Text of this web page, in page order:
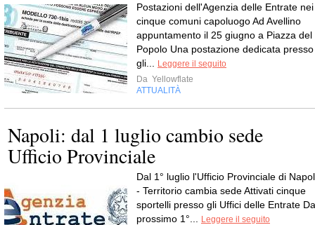
Postazioni dell'Agenzia delle Entrate nei
cinque comuni capoluogo Ad Avellino
appuntamento il 25 giugno a Piazza del
Popolo Una postazione dedicata presso
gli...
Leggere il seguito
Da Yellowflate
ATTUALITÀ
Napoli: dal 1 luglio cambio sede
Ufficio Provinciale
Dal 1° luglio l'Ufficio Provinciale di
- Territorio cambia sede Attivati cinque
sportelli presso gli Uffici delle Entrate
prossimo 1°...
Leggere il seguito